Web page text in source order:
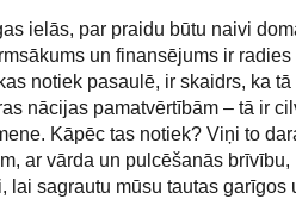
ielās, par praidu būtu naivi
un finansējums ir radies
notiek pasaulē, ir skaidrs, ka
nācijas pamatvērtībām – tā ir
Kāpēc tas notiek? Viņi to
ar vārda un pulcēšanās brīvību,
lai sagrautu mūsu tautas garīgos